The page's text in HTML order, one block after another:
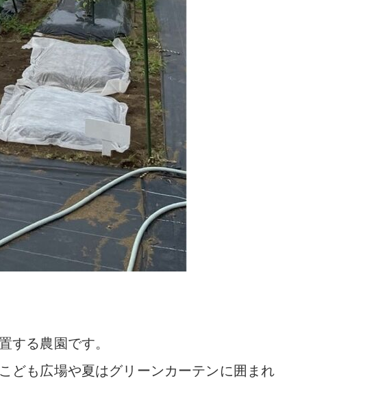
する農園です。
ども広場や夏はグリーンカーテンに囲まれ